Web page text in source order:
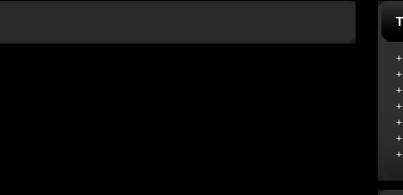
+
+
+
+
+
+
+